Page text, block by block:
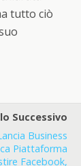
tutto ciò
Successivo
Business
Piattaforma
Facebook,